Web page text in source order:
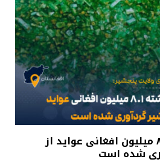
در پنج ماه گذشته ۸.۱ میلیون افغانی عواید از
شده است